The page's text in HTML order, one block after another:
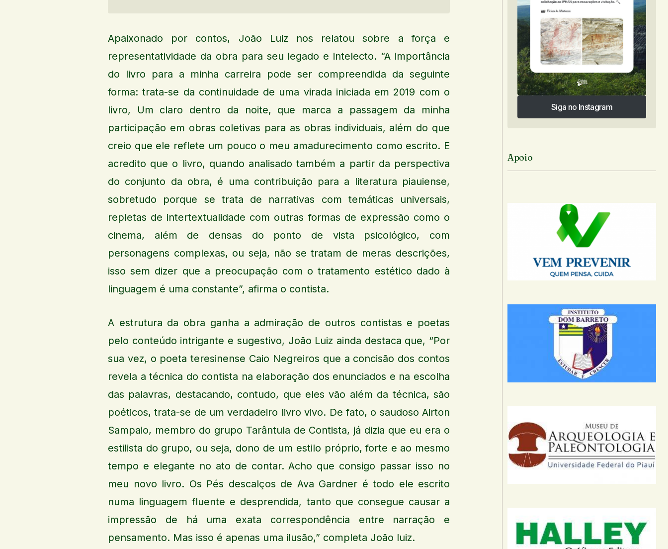
Apaixonado por contos, João Luiz nos relatou sobre a força e
representatividade da obra para seu legado e intelecto. “A importância
do livro para a minha carreira pode ser compreendida da seguinte
forma: trata-se da continuidade de uma virada iniciada em 2019 com o
livro, Um claro dentro da noite, que marca a passagem da minha
participação em obras coletivas para as obras individuais, além do que
creio que ele reflete um pouco o meu amadurecimento como escrito. E
acredito que o livro, quando analisado também a partir da perspectiva
do conjunto da obra, é uma contribuição para a literatura piauiense,
sobretudo porque se trata de narrativas com temáticas universais,
repletas de intertextualidade com outras formas de expressão como o
cinema, além de densas do ponto de vista psicológico, com
personagens complexas, ou seja, não se tratam de meras descrições,
isso sem dizer que a preocupação com o tratamento estético dado à
linguagem é uma constante”, afirma o contista.
A estrutura da obra ganha a admiração de outros contistas e poetas
pelo conteúdo intrigante e sugestivo, João Luiz ainda destaca que, “Por
sua vez, o poeta teresinense Caio Negreiros que a concisão dos contos
revela a técnica do contista na elaboração dos enunciados e na escolha
das palavras, destacando, contudo, que eles vão além da técnica, são
poéticos, trata-se de um verdadeiro livro vivo. De fato, o saudoso Airton
Sampaio, membro do grupo Tarântula de Contista, já dizia que eu era o
estilista do grupo, ou seja, dono de um estilo próprio, forte e ao mesmo
tempo e elegante no ato de contar. Acho que consigo passar isso no
meu novo livro. Os Pés descalços de Ava Gardner é todo ele escrito
numa linguagem fluente e desprendida, tanto que consegue causar a
impressão de há uma exata correspondência entre narração e
pensamento. Mas isso é apenas uma ilusão,” completa João luiz.
Siga no Instagram
Siga no Instagram
Apoio